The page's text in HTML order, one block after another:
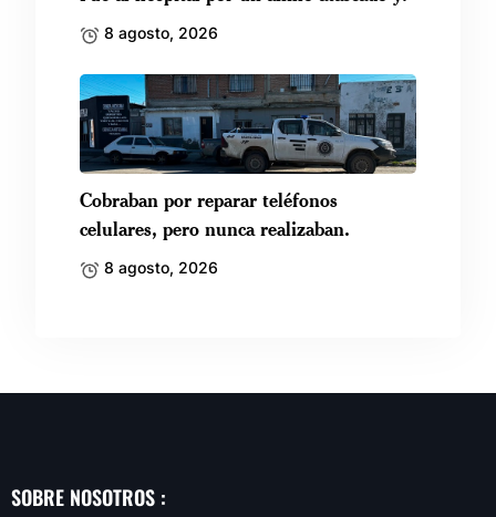
8 agosto, 2026
Cobraban por reparar teléfonos
celulares, pero nunca realizaban.
8 agosto, 2026
SOBRE NOSOTROS :